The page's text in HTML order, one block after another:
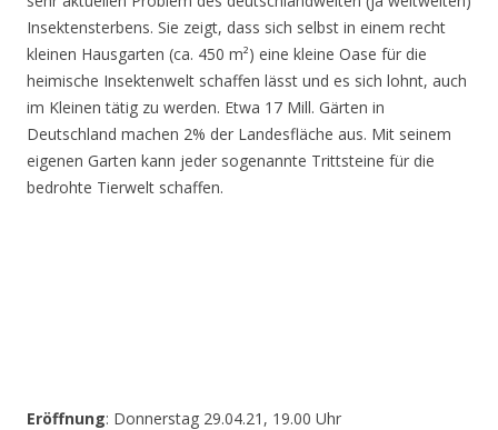
Insektensterbens. Sie zeigt, dass sich selbst in einem recht
kleinen Hausgarten (ca. 450 m²) eine kleine Oase für die
heimische Insektenwelt schaffen lässt und es sich lohnt, auch
im Kleinen tätig zu werden. Etwa 17 Mill. Gärten in
Deutschland machen 2% der Landesfläche aus. Mit seinem
eigenen Garten kann jeder sogenannte Trittsteine für die
bedrohte Tierwelt schaffen.
Eröffnung: Donnerstag 29.04.21, 19.00 Uhr